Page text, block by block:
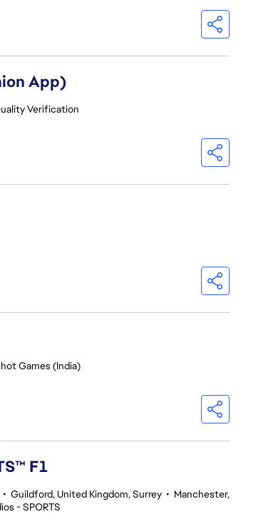
App)
Verification
Games (India)
F1
• Guildford, United Kingdom, Surrey • Manchester,
- SPORTS